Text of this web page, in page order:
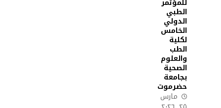
الطبي
الدولي
الخامس
لكلية
الطب
والعلوم
الصحية
بجامعة
حضرموت
مارس